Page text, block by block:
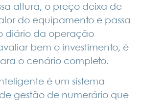
altura, o preço deixa de
do equipamento e passa
diário da operação
bem o investimento, é
o cenário completo.
é um sistema
gestão de numerário que